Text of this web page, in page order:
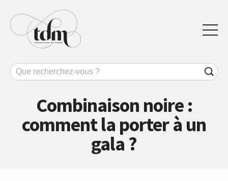
Combinaison noire :
comment la porter à un
gala ?